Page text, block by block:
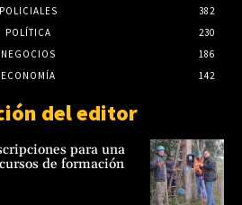
POLICIALES
382
POLÍTICA
230
NEGOCIOS
186
ECONOMÍA
142
del editor
para una
de formación